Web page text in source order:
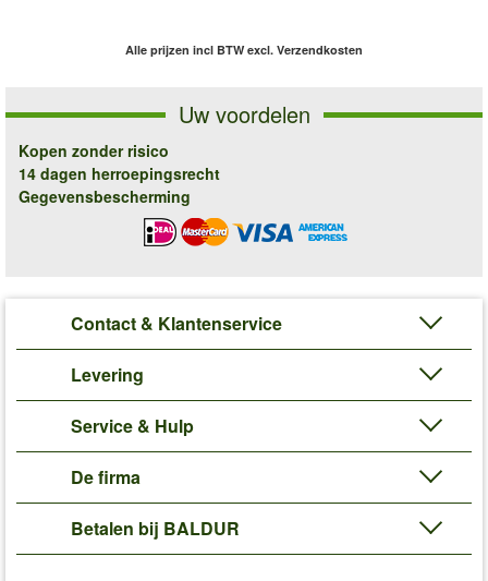
Alle prijzen incl BTW excl. Verzendkosten
Uw voordelen
Kopen zonder risico
14 dagen herroepingsrecht
Gegevensbescherming
Contact & Klantenservice
Levering
Service & Hulp
De firma
Betalen bij BALDUR